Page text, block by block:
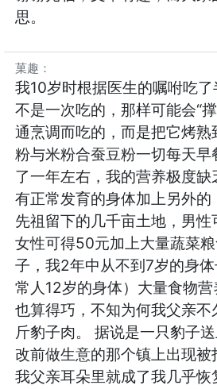
思。
菓趣 ：
我10岁时根据医生的嘱咐吃了
不是一次吃的，那样可能会“
通烹调而吃的，而是把它烤熟
粉与米粉合蚕豆粉一切每天早
了一年左右，我的营养极度
有正常发育的身体加上另外的
先祖留下的几千亩土地，男
女性可得50元加上大量蔬菜
子，我2年中从不到7岁的身
常人12岁的身体）大量食物
也算得巧，不知为何我父亲不
斤豹子肉。 据说是一只豹子
改前做生意的那个镇上出现被
我父亲耳朵里就成了我几乎恢